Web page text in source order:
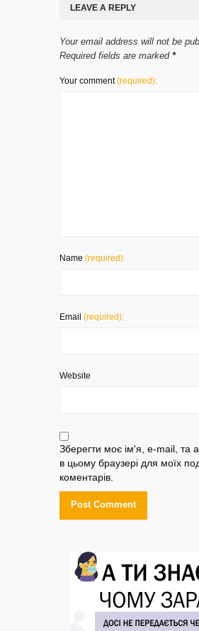
LEAVE A REPLY
Your email address will not be
Required fields are marked *
Your comment(required):
Name (required):
Email (required):
Website
Зберегти моє ім'я, e-mail, та
в цьому браузері для моїх
коментарів.